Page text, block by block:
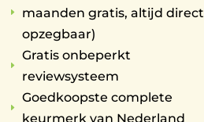
E
maanden gratis, altijd direct
opzegbaar)
E
Gratis onbeperkt
reviewsysteem
E
Goedkoopste complete
keurmerk van Nederland